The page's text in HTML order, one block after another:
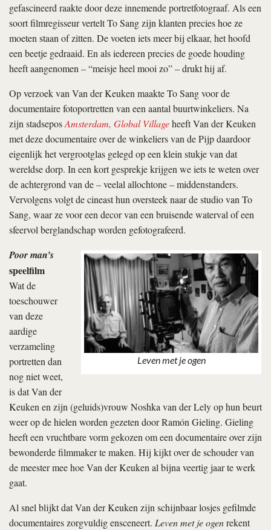
gefascineerd raakte door deze innemende portretfotograaf. Als een
soort filmregisseur vertelt To Sang zijn klanten precies hoe ze
moeten staan of zitten. De voeten iets meer bij elkaar, het hoofd
een beetje gedraaid. En als iedereen precies de goede houding
heeft aangenomen – “meisje heel mooi zo” – drukt hij af.
Op verzoek van Van der Keuken maakte To Sang voor de
documentaire fotoportretten van een aantal buurtwinkeliers. Na
zijn stadseposAmsterdam, Global Villageheeft Van der Keuken
met deze documentaire over de winkeliers van de Pijp daardoor
eigenlijk het vergrootglas gelegd op een klein stukje van dat
wereldse dorp. In een kort gesprekje krijgen we iets te weten over
de achtergrond van de – veelal allochtone – middenstanders.
Vervolgens volgt de cineast hun oversteek naar de studio van To
Sang, waar ze voor een decor van een bruisende waterval of een
sfeervol berglandschap worden gefotografeerd.
Leven met je ogen
Poor man’s
speelfilm
Wat de
toeschouwer
van deze
aardige
verzameling
portretten dan
nog niet weet,
is dat Van der
Keuken en zijn (geluids)vrouw Noshka van der Lely op hun beurt
weer op de hielen worden gezeten door Ramón Gieling. Gieling
heeft een vruchtbare vorm gekozen om een documentaire over zijn
bewonderde filmmaker te maken. Hij kijkt over de schouder van
de meester mee hoe Van der Keuken al bijna veertig jaar te werk
gaat.
Al snel blijkt dat Van der Keuken zijn schijnbaar losjes gefilmde
documentaires zorgvuldig ensceneert. Leven met je ogenrekent